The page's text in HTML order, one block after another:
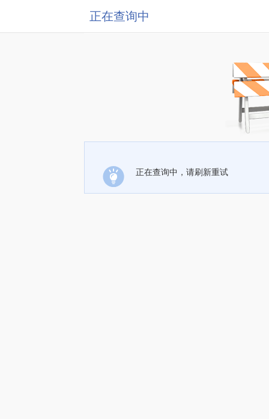
正在查询中
正在查询中，请刷新重试